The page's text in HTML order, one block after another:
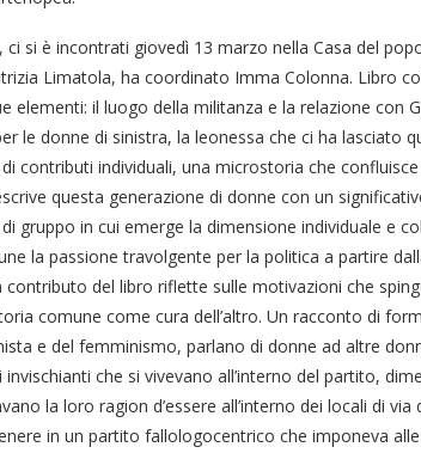
ci si è incontrati giovedì 13 marzo nella Casa del
Limatola, ha coordinato Imma Colonna. Libro
elementi: il luogo della militanza e la relazione con
le donne di sinistra, la leonessa che ci ha lasciato
contributi individuali, una microstoria che
questa generazione di donne con un
gruppo in cui emerge la dimensione individuale e
la passione travolgente per la politica a partire
contributo del libro riflette sulle motivazioni che
comune come cura dell’altro. Un racconto di
e del femminismo, parlano di donne ad altre
che si vivevano all’interno del partito,
la loro ragion d’essere all’interno dei locali di
in un partito fallologocentrico che imponeva